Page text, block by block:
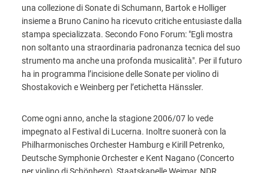
una collezione di Sonate di Schumann, Bartok e Holliger
insieme a Bruno Canino ha ricevuto critiche entusiaste dalla
stampa specializzata. Secondo Fono Forum: "Egli mostra
non soltanto una straordinaria padronanza tecnica del suo
strumento ma anche una profonda musicalità". Per il futuro
ha in programma l’incisione delle Sonate per violino di
Shostakovich e Weinberg per l’etichetta Hänssler.
Come ogni anno, anche la stagione 2006/07 lo vede
impegnato al Festival di Lucerna. Inoltre suonerà con la
Philharmonisches Orchester Hamburg e Kirill Petrenko,
Deutsche Symphonie Orchester e Kent Nagano (Concerto